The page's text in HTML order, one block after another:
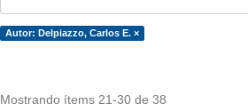
Autor: Delpiazzo, Carlos E. ×
Mostrando ítems 21-30 de 38